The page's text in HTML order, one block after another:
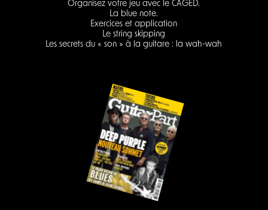
Organisez votre jeu avec le CAGED.
La blue note.
Exercices et application
Le string skipping
Les secrets du « son » à la guitare : la wah-wah